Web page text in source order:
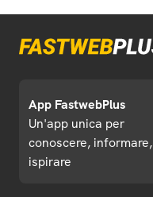
App FastwebPlus
Un'app unica per
conoscere, informare,
ispirare